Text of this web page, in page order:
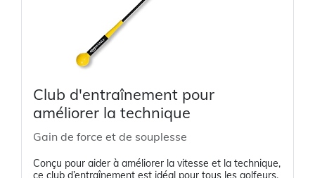
Club d'entraînement pour
améliorer la technique
Gain de force et de souplesse
Conçu pour aider à améliorer la vitesse et la technique,
ce club d’entraînement est idéal pour tous les golfeurs.